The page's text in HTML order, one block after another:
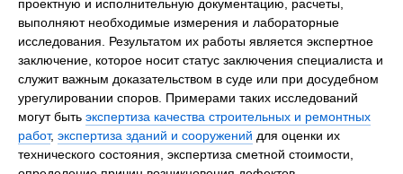
проектную и исполнительную документацию, расчеты,
выполняют необходимые измерения и лабораторные
исследования. Результатом их работы является экспертное
заключение, которое носит статус заключения специалиста и
служит важным доказательством в суде или при досудебном
урегулировании споров. Примерами таких исследований
могут быть экспертиза качества строительных и ремонтных
работ, экспертиза зданий и сооружений для оценки их
технического состояния, экспертиза сметной стоимости,